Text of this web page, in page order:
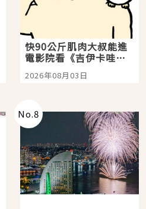
快90公斤肌肉大叔能進
電影院看《吉伊卡哇》
嗎？日本重金屬樂團
「打首」會長與nagano
2026年08月03日
No.8